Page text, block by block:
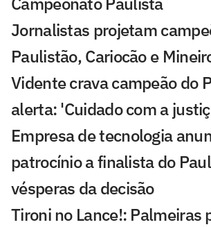
Jornalistas projetam
Paulistão, Cariocão e
Vidente crava campeão do
alerta: 'Cuidado com a
Empresa de tecnologia
patrocínio a finalista do
vésperas da decisão
Tironi no Lance!: Palmeiras